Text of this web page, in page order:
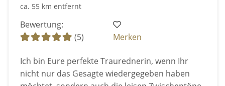
ca. 55 km entfernt
Bewertung:
(5)
Merken
Ich bin Eure perfekte Traurednerin, wenn Ihr
nicht nur das Gesagte wiedergegeben haben